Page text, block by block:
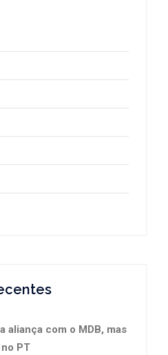
aliança com o MDB, mas
PT